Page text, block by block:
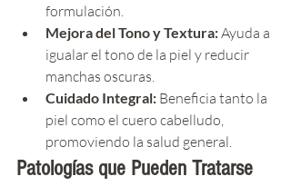
formulación.
Mejora del Tono y Textura: Ayuda a
igualar el tono de la piel y reducir
manchas oscuras.
Cuidado Integral: Beneficia tanto la
piel como el cuero cabelludo,
promoviendo la salud general.
Patologías que Pueden Tratarse